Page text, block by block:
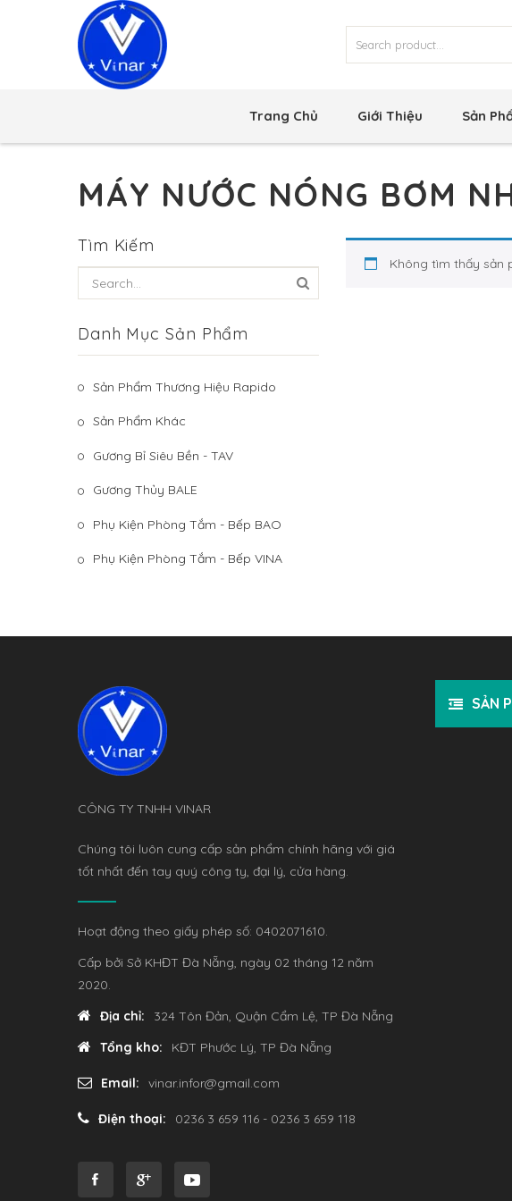
Trang Chủ Giới Thiệu Sản
MÁY NƯỚC NÓNG BƠM
Tìm Kiếm
Danh Mục Sản Phẩm
Sản Phẩm Thương Hiệu Rapido
Sản Phẩm Khác
Gương Bỉ Siêu Bền - TAV
Gương Thủy BALE
Phụ Kiện Phòng Tắm - Bếp BAO
Phụ Kiện Phòng Tắm - Bếp VINA
Không tìm thấy sản
CÔNG TY TNHH VINAR
Chúng tôi luôn cung cấp sản phẩm chính hãng với giá
tốt nhất đến tay quý công ty, đại lý, cửa hàng.
Hoạt động theo giấy phép số: 0402071610.
Cấp bởi Sở KHĐT Đà Nẵng, ngày 02 tháng 12 năm
2020.
Địa chỉ:
324 Tôn Đản, Quận Cẩm Lệ, TP Đà Nẵng
Tổng kho:
KĐT Phước Lý, TP Đà Nẵng
Email: vinar.infor@gmail.com
Điện thoại: 0236 3 659 116 - 0236 3 659 118
SẢN